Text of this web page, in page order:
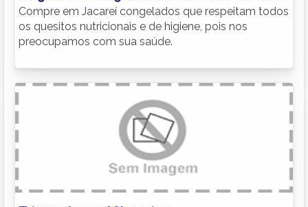
Compre em Jacareí congelados que respeitam todos
os quesitos nutricionais e de higiene, pois nos
preocupamos com sua saúde.